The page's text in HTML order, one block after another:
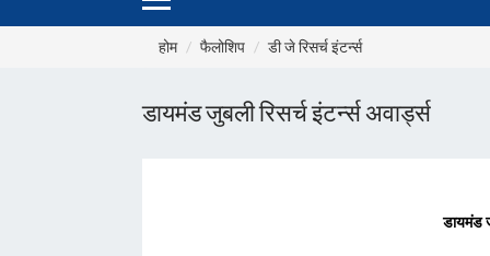
होम फैलोशिप डी जे रिसर्च इंटर्न्स
डायमंड जुबली रिसर्च इंटर्न्स अवार्ड्स
डायमंड